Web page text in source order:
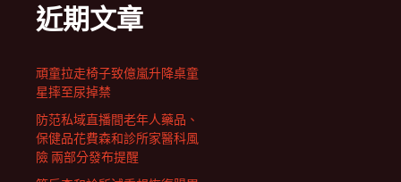
近期文章
頑童拉走椅子致億嵐升降桌童
星摔至尿掉禁
防范私域直播間老年人藥品、
保健品花費森和診所家醫科風
險 兩部分發布提醒